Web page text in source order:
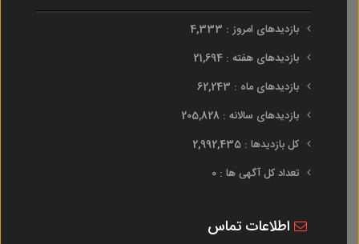
بازدیدهای امروز : 4,333
بازدیدهای هفته : 21,694
بازدیدهای ماه : 62,243
بازدیدهای سالانه : 205,828
کل بازدیدها : 2,992,435
تعداد کل آگهی ها : 0
اطلاعات تماس